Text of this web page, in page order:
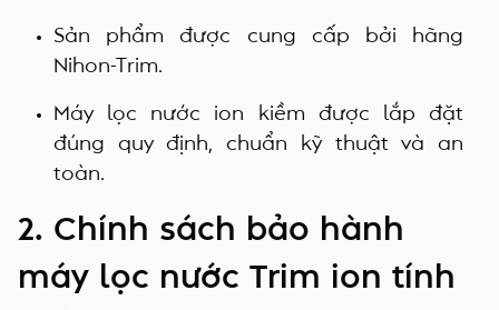
Sản phẩm được cung cấp bởi hãng
Nihon-Trim.
Máy lọc nước ion kiềm được lắp đặt
đúng quy định, chuẩn kỹ thuật và an
toàn.
2. Chính sách bảo hành
máy lọc nước Trim ion tính